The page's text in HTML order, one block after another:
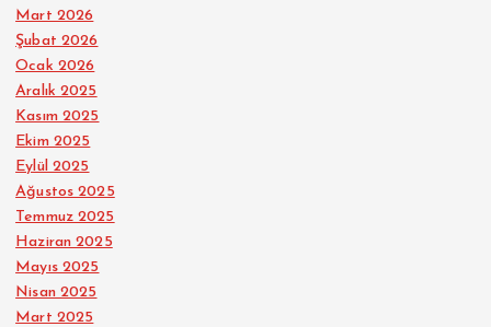
Mart 2026
Şubat 2026
Ocak 2026
Aralık 2025
Kasım 2025
Ekim 2025
Eylül 2025
Ağustos 2025
Temmuz 2025
Haziran 2025
Mayıs 2025
Nisan 2025
Mart 2025